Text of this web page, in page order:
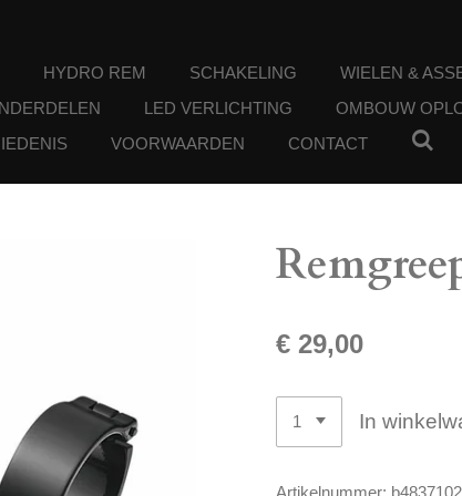
HYDRO REM SCHAKELING WIELEN &
LED VERLICHTING OMBOUW
VOORWAARDEN CONTACT
€ 29,00
In